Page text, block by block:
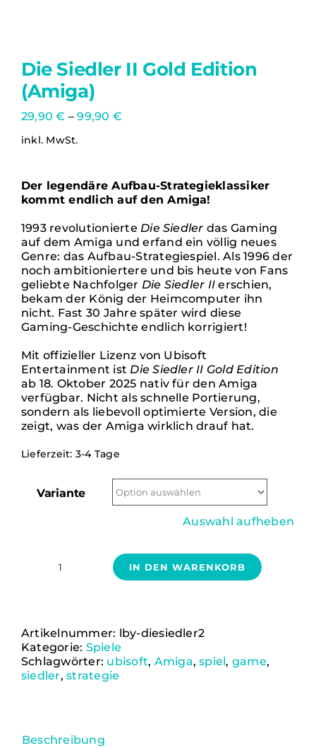
Die Siedler II Gold Edition
(Amiga)
29,90€ –99,90 €
inkl. MwSt.
Der legendäre Aufbau-Strategieklassiker
kommt endlich auf den Amiga!
1993 revolutionierte Die Siedler das Gaming
auf dem Amiga und erfand ein völlig neues
Genre: das Aufbau-Strategiespiel. Als 1996 der
noch ambitioniertere und bis heute von Fans
geliebte Nachfolger Die Siedler II erschien,
bekam der König der Heimcomputer ihn
nicht. Fast 30 Jahre später wird diese
Gaming-Geschichte endlich korrigiert!
Mit offizieller Lizenz von Ubisoft
Entertainment ist Die Siedler II Gold Edition
ab 18. Oktober 2025 nativ für den Amiga
verfügbar. Nicht als schnelle Portierung,
sondern als liebevoll optimierte Version, die
zeigt, was der Amiga wirklich drauf hat.
Lieferzeit: 3-4 Tage
Variante
Auswahl aufheben
Die
Edition
(Amiga)
Menge
IN DEN WARENKORB
Artikelnummer: lby-diesiedler2
Kategorie: Spiele
Schlagwörter: ubisoft, Amiga,spiel, game,
siedler,strategie
Beschreibung